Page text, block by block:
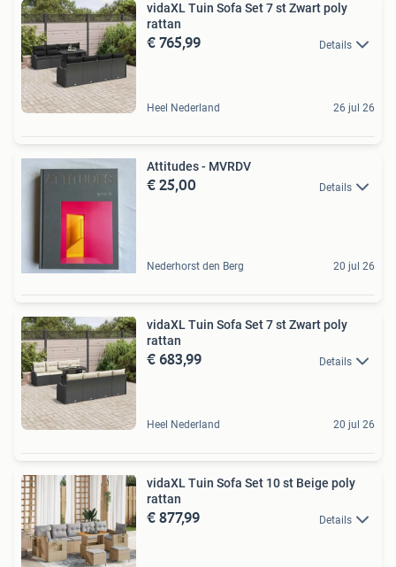
vidaXL Tuin Sofa Set 7 st Zwart poly
rattan
€ 765,99 Details
Heel Nederland 26 jul 26
Attitudes - MVRDV
€ 25,00 Details
Nederhorst den Berg 20 jul 26
vidaXL Tuin Sofa Set 7 st Zwart poly
rattan
€ 683,99 Details
Heel Nederland 20 jul 26
vidaXL Tuin Sofa Set 10 st Beige poly
rattan
€ 877,99 Details